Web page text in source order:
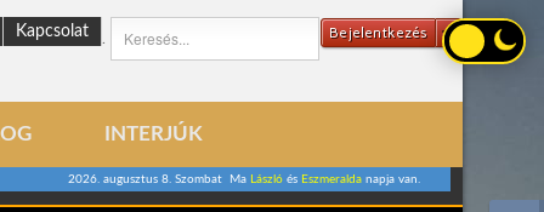
Bejelentkezés
Kapcsolat
INTERJÚK
2026. augusztus 8. Szombat Ma Lászlóés Eszmeraldanapja van.